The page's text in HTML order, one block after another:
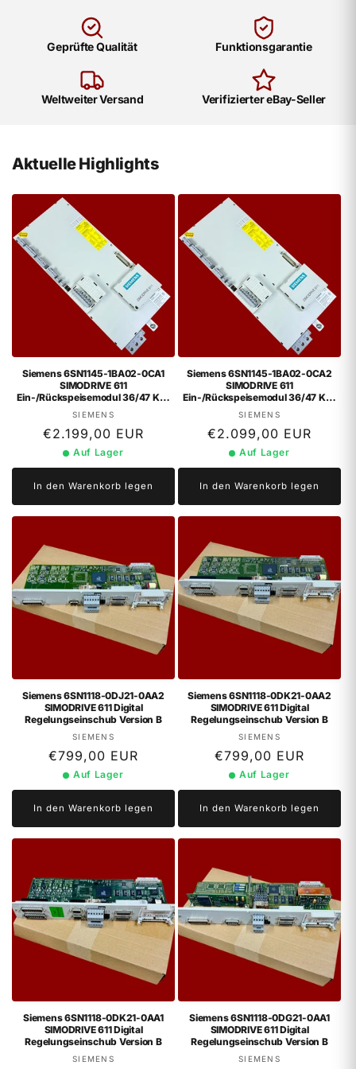
Geprüfte Qualität Funktionsgarantie
Weltweiter Versand Verifizierter eBay-Seller
Aktuelle Highlights
Siemens 6SN1145-1BA02-0CA1
SIMODRIVE 611
Ein-/Rückspeisemodul 36/47 KW
Version BAnbieter:
SIEMENS
Normaler
Preis
€2.199,00 EUR
Auf Lager
In den Warenkorb legen
Siemens 6SN1145-1BA02-0CA2
SIMODRIVE 611
Ein-/Rückspeisemodul 36/47 KW
Version CAnbieter:
SIEMENS
Normaler
Preis
€2.099,00 EUR
Auf Lager
In den Warenkorb legen
Siemens 6SN1118-0DJ21-0AA2
SIMODRIVE 611 Digital
Regelungseinschub Version B
Anbieter:
SIEMENS
Normaler
Preis
€799,00 EUR
Auf Lager
In den Warenkorb legen
Siemens 6SN1118-0DK21-0AA2
SIMODRIVE 611 Digital
Regelungseinschub Version B
Anbieter:
SIEMENS
Normaler
Preis
€799,00 EUR
Auf Lager
In den Warenkorb legen
Siemens 6SN1118-0DK21-0AA1
SIMODRIVE 611 Digital
Regelungseinschub Version B
Anbieter:
SIEMENS
Siemens 6SN1118-0DG21-0AA1
SIMODRIVE 611 Digital
Regelungseinschub Version B
Anbieter:
SIEMENS